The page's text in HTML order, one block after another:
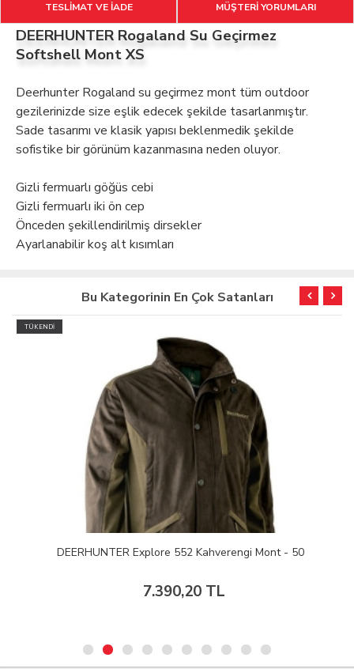
TESLİMAT VE İADE MÜŞTERİ YORUMLARI
DEERHUNTER Rogaland Su Geçirmez
Softshell Mont XS
Deerhunter Rogaland su geçirmez mont tüm outdoor
gezilerinizde size eşlik edecek şekilde tasarlanmıştır.
Sade tasarımı ve klasik yapısı beklenmedik şekilde
sofistike bir görünüm kazanmasına neden oluyor.
Gizli fermuarlı göğüs cebi
Gizli fermuarlı iki ön cep
Önceden şekillendirilmiş dirsekler
Ayarlanabilir koş alt kısımları
Bu Kategorinin En Çok Satanları
TÜKENDİ
DEERHUNTER Explore 552 Kahverengi Mont - 50
7.390,20 TL